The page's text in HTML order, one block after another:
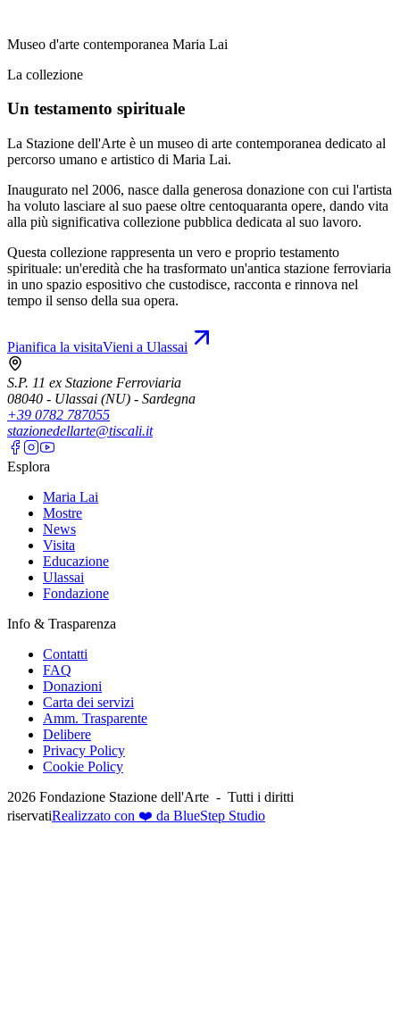
Museo d'arte contemporanea Maria Lai
La collezione
Un testamento spirituale
La Stazione dell'Arte è un museo di arte contemporanea dedicato al
percorso umano e artistico di Maria Lai.
Inaugurato nel 2006, nasce dalla generosa donazione con cui l'artista
ha voluto lasciare al suo paese oltre centoquaranta opere, dando vita
alla più significativa collezione pubblica dedicata al suo lavoro.
Questa collezione rappresenta un vero e proprio testamento
spirituale: un'eredità che ha trasformato un'antica stazione ferroviaria
in uno spazio espositivo che custodisce, racconta e rinnova nel
tempo il senso della sua opera.
Pianifica la visitaVieni a Ulassai
S.P. 11 ex Stazione Ferroviaria
08040 - Ulassai (NU) - Sardegna
+39 0782 787055
stazionedellarte@tiscali.it
Esplora
Maria Lai
Mostre
News
Visita
Educazione
Ulassai
Fondazione
Info & Trasparenza
Contatti
FAQ
Donazioni
Carta dei servizi
Amm. Trasparente
Delibere
Privacy Policy
Cookie Policy
2026 Fondazione Stazione dell'Arte - Tutti i diritti
riservatiRealizzato con ❤️ da BlueStep Studio